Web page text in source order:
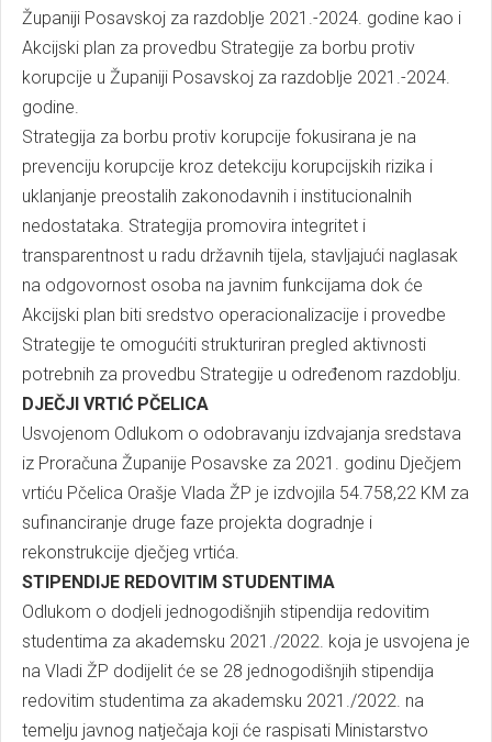
Županiji Posavskoj za razdoblje 2021.-2024. godine kao i
Akcijski plan za provedbu Strategije za borbu protiv
korupcije u Županiji Posavskoj za razdoblje 2021.-2024.
godine.
Strategija za borbu protiv korupcije fokusirana je na
prevenciju korupcije kroz detekciju korupcijskih rizika i
uklanjanje preostalih zakonodavnih i institucionalnih
nedostataka. Strategija promovira integritet i
transparentnost u radu državnih tijela, stavljajući naglasak
na odgovornost osoba na javnim funkcijama dok će
Akcijski plan biti sredstvo operacionalizacije i provedbe
Strategije te omogućiti strukturiran pregled aktivnosti
potrebnih za provedbu Strategije u određenom razdoblju.
DJEČJI VRTIĆ PČELICA
Usvojenom Odlukom o odobravanju izdvajanja sredstava
iz Proračuna Županije Posavske za 2021. godinu Dječjem
vrtiću Pčelica Orašje Vlada ŽP je izdvojila 54.758,22 KM za
sufinanciranje druge faze projekta dogradnje i
rekonstrukcije dječjeg vrtića.
STIPENDIJE REDOVITIM STUDENTIMA
Odlukom o dodjeli jednogodišnjih stipendija redovitim
studentima za akademsku 2021./2022. koja je usvojena je
na Vladi ŽP dodijelit će se 28 jednogodišnjih stipendija
redovitim studentima za akademsku 2021./2022. na
temelju javnog natječaja koji će raspisati Ministarstvo